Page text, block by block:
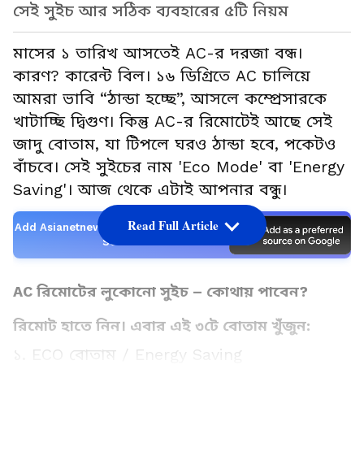
সেই সুইচ আর সঠিক ব্যবহারের ৫টি নিয়ম
মাসের ১ তারিখ আসতেই AC-র দরজা বন্ধ।
কারণ? কারেন্ট বিল। ১৬ ডিগ্রিতে AC চালিয়ে
আমরা ভাবি “ঠান্ডা হচ্ছে”, আসলে কম্প্রেসারকে
খাটাচ্ছি দ্বিগুণ। কিন্তু AC-র রিমোটেই আছে সেই
জাদু বোতাম, যা টিপলে ঘরও ঠান্ডা হবে, পকেটও
বাঁচবে। সেই সুইচের নাম 'Eco Mode' বা 'Energy
Saving'। আজ থেকে এটাই আপনার বন্ধু।
Add Asianetnews Bangla as a Preferred
Source
AC রিমোটের লুকোনো সুইচ – কোথায় পাবেন?
রিমোট হাতে নিন। এবার এই ৩টে বোতাম খুঁজুন:
১. ECO বোতাম / Energy Saving
Read Full Article